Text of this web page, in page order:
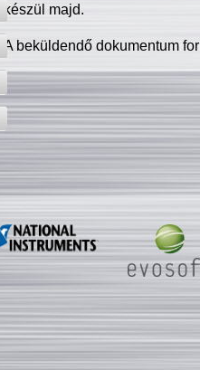
készül majd.
A beküldendő dokumentum